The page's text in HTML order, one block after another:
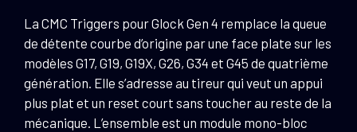
La CMC Triggers pour Glock Gen 4 remplace la queue
de détente courbe d’origine par une face plate sur les
modèles G17, G19, G19X, G26, G34 et G45 de quatrième
génération. Elle s’adresse au tireur qui veut un appui
plus plat et un reset court sans toucher au reste de la
mécanique. L’ensemble est un module mono-bloc